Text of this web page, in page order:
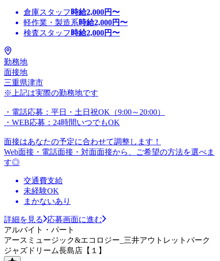
倉庫スタッフ 時給2,000円〜
軽作業・製造系時給2,000円〜
検査スタッフ 時給2,000円〜
勤務地
面接地
三重県津市
※上記は実際の勤務地です
・電話応募：平日・土日祝OK（9:00～20:00）
・WEB応募：24時間いつでもOK
面接はあなたの予定に合わせて調整します！
Web面接・電話面接・対面面接から、ご希望の方法を選べま
す◎
交通費支給
未経験OK
まかないあり
詳細を見る
応募画面に進む
アルバイト・パート
アースミュージック&エコロジー_三井アウトレットパーク
ジャズドリーム長島店【１】